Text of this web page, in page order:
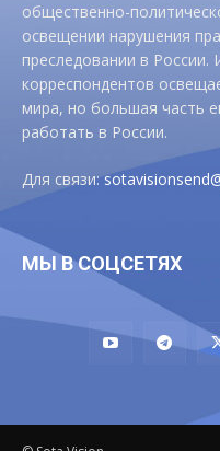
общественно-
освещении нарушения
преследовании в России.
корреспондентов
мира, но большая часть
работать в России.
Для связи:
МЫ В СОЦСЕТЯХ